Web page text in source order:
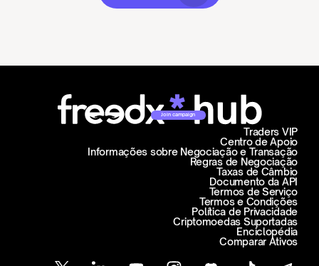
Join campaign
Centro de Apoio
Informações sobre Negociação e Transação
Traders VIP
Regras de Negociação
Taxas de Câmbio
Documento da API
Termos de Serviço
Termos e Condições
Política de Privacidade
Criptomoedas Suportadas
Enciclopédia
Comparar Ativos